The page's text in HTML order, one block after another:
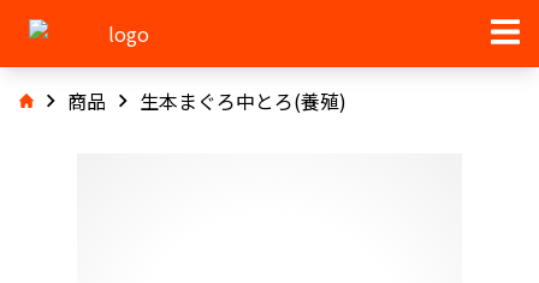
商品 生本まぐろ中とろ(養殖)